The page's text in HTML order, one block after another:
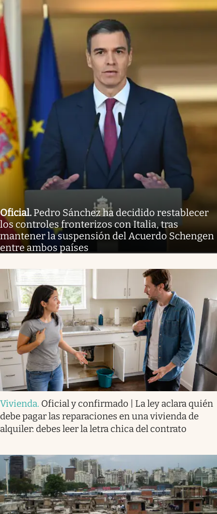
Oficial. Pedro Sánchez ha decidido restablecer
los controles fronterizos con Italia, tras
mantener la suspensión del Acuerdo Schengen
entre ambos países
Vivienda. Oficial y confirmado | La ley aclara quién
debe pagar las reparaciones en una vivienda de
alquiler: debes leer la letra chica del contrato